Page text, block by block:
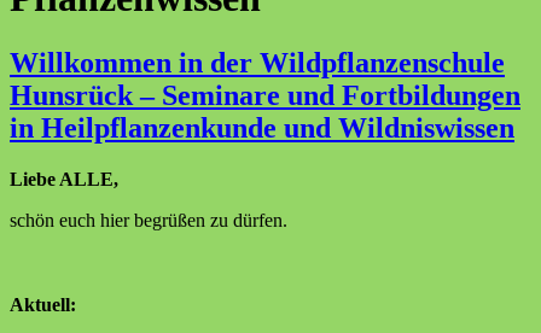
Willkommen in der Wildpflanzenschule
Hunsrück – Seminare und Fortbildungen
in Heilpflanzenkunde und Wildniswissen
Liebe ALLE,
schön euch hier begrüßen zu dürfen.
Aktuell: